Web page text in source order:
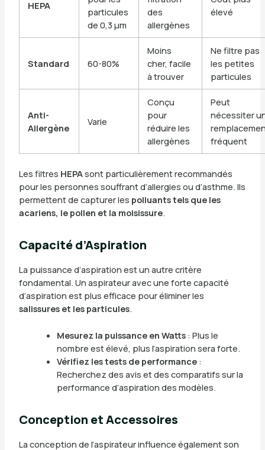
HEPA
particules
de 0,3 µm
des
allergènes
élevé
Standard 60-80%
Moins
cher, facile
à trouver
Ne filtre pas
les petites
particules
Anti-
Allergène
Varie
Conçu
pour
réduire les
allergènes
Peut
nécessiter
fréquent
Les filtres HEPAsont particulièrement recommandés
pour les personnes souffrant d’allergies ou d’asthme. Ils
permettent de capturer les polluants tels que les
acariens, le pollen et la moisissure.
Capacité d’Aspiration
La puissance d’aspiration est un autre critère
fondamental. Un aspirateur avec une forte capacité
d’aspiration est plus efficace pour éliminer les
salissures et les particules.
Mesurez la puissance en Watts: Plus le
nombre est élevé, plus l’aspiration sera forte.
Vérifiez les tests de performance:
Recherchez des avis et des comparatifs sur la
performance d’aspiration des modèles.
Conception et Accessoires
La conception de l’aspirateur influence également son